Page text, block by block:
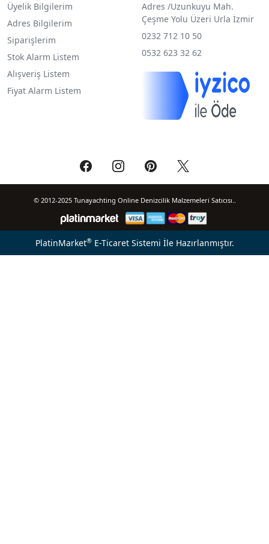
Üyelik Bilgilerim
Adres Bilgilerim
Siparişlerim
Stok Alarm Listem
Alışveriş Listem
Fiyat Alarm Listem
Adres /Uzunkuyu Mah.
Çeşme Yolu Üzeri Urla İzmir
0232 712 10 50
0532 623 32 62
© 2012-2025 Tunayachting Online Denizcilik Malzemeleri Satıcısı..
PlatinMarket®E-Ticaret Sistemi İle Hazırlanmıştır.